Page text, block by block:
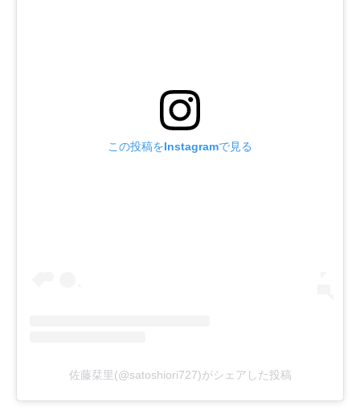
この投稿をInstagramで見る
佐藤栞里(@satoshiori727)がシェアした投稿